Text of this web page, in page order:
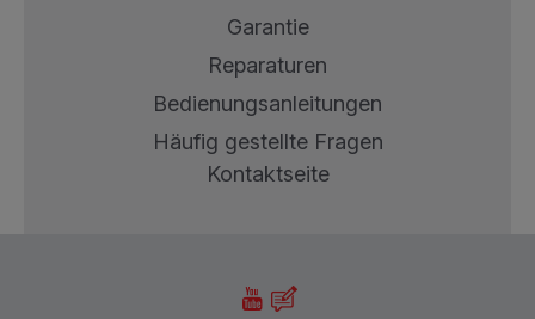
Garantie
Reparaturen
Bedienungsanleitungen
Häufig gestellte Fragen
Kontaktseite